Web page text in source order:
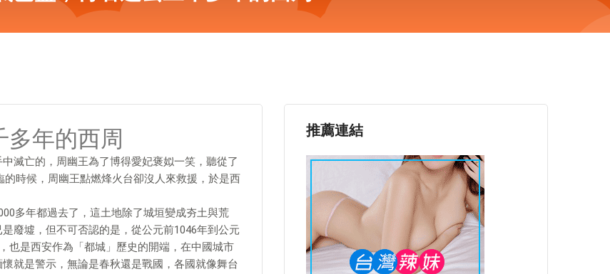
年的西周
滅亡的，周幽王為了博得愛妃褒姒一笑，聽從了
時候，周幽王點燃烽火台卻沒人來救援，於是西
多年都過去了，這土地除了城垣變成夯土與荒
廢墟，但不可否認的是，從公元前1046年到公元
也是西安作為「都城」歷史的開端，在中國城市
就是警示，無論是春秋還是戰國，各國就像舞台
推薦連結